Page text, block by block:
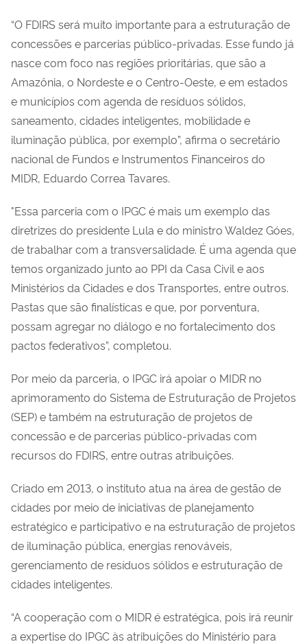
“O FDIRS será muito importante para a estruturação de
concessões e parcerias público-privadas. Esse fundo já
nasce com foco nas regiões prioritárias, que são a
Amazônia, o Nordeste e o Centro-Oeste, e em estados
e municípios com agenda de resíduos sólidos,
saneamento, cidades inteligentes, mobilidade e
iluminação pública, por exemplo”, afirma o secretário
nacional de Fundos e Instrumentos Financeiros do
MIDR, Eduardo Correa Tavares.
"Essa parceria com o IPGC é mais um exemplo das
diretrizes do presidente Lula e do ministro Waldez Góes,
de trabalhar com a transversalidade. É uma agenda que
temos organizado junto ao PPI da Casa Civil e aos
Ministérios da Cidades e dos Transportes, entre outros.
Pastas que são finalísticas e que, por porventura,
possam agregar no diálogo e no fortalecimento dos
pactos federativos”, completou.
Por meio da parceria, o IPGC irá apoiar o MIDR no
aprimoramento do Sistema de Estruturação de Projetos
(SEP) e também na estruturação de projetos de
concessão e de parcerias público-privadas com
recursos do FDIRS, entre outras atribuições.
Criado em 2013, o instituto atua na área de gestão de
cidades por meio de iniciativas de planejamento
estratégico e participativo e na estruturação de projetos
de iluminação pública, energias renováveis,
gerenciamento de resíduos sólidos e estruturação de
cidades inteligentes.
“A cooperação com o MIDR é estratégica, pois irá reunir
a expertise do IPGC às atribuições do Ministério para